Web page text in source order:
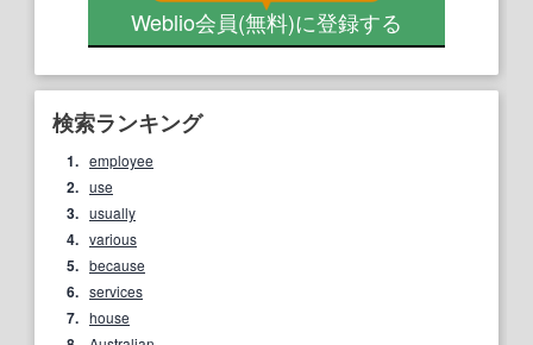
Weblio会員(無料)に登録する
検索ランキング
1. employee
2. use
3. usually
4. various
5. because
6. services
7. house